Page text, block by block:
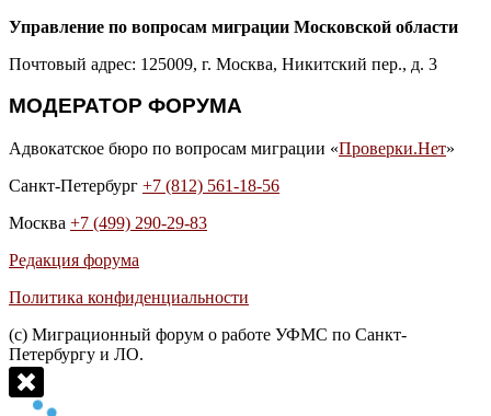
Управление по вопросам миграции Московской области
Почтовый адрес: 125009, г. Москва, Никитский пер., д. 3
МОДЕРАТОР ФОРУМА
Адвокатское бюро по вопросам миграции «Проверки.Нет»
Санкт-Петербург +7 (812) 561-18-56
Москва +7 (499) 290-29-83
Редакция форума
Политика конфиденциальности
(с) Миграционный форум о работе УФМС по Санкт-
Петербургу и ЛО.